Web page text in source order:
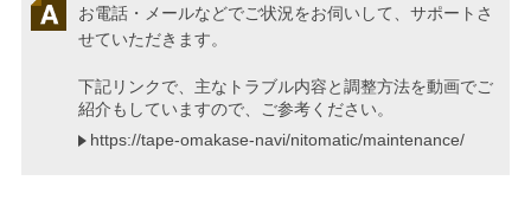
お電話・メールなどでご状況をお伺いして、サポートさ
せていただきます。
下記リンクで、主なトラブル内容と調整方法を動画でご
紹介もしていますので、ご参考ください。
https://tape-omakase-navi/nitomatic/maintenance/